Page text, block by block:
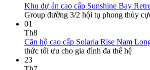
Khu dự án cao cấp Sunshine Bay
Group đường 3/2 hội tụ phong thủy
01
Th8
Căn hộ cao cấp Solaria Rise Nam
thức tối ưu cho gia đình đa thế hệ
23